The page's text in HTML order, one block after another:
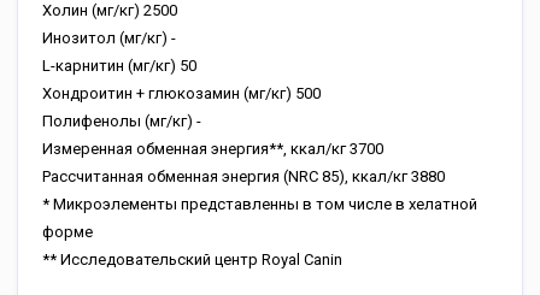
Холин (мг/кг) 2500
Инозитол (мг/кг) -
L-карнитин (мг/кг) 50
Хондроитин + глюкозамин (мг/кг) 500
Полифенолы (мг/кг) -
Измеренная обменная энергия**, ккал/кг 3700
Рассчитанная обменная энергия (NRC 85), ккал/кг 3880
* Микроэлементы представленны в том числе в хелатной
форме
** Исследовательский центр Royal Canin